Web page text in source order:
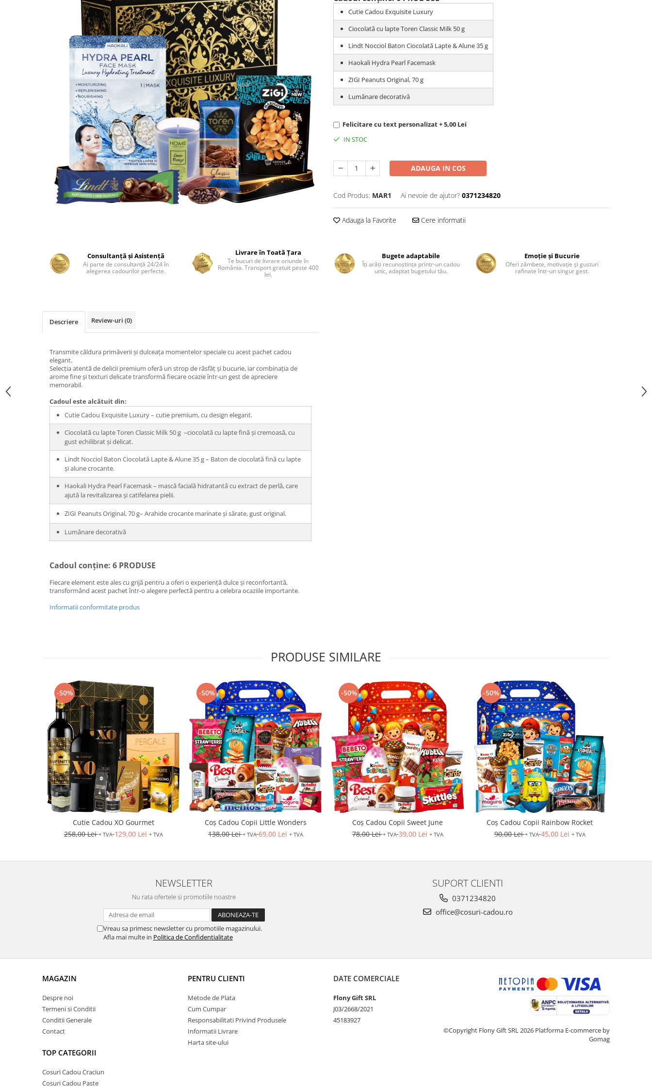
Cutie Cadou Exquisite Luxury
Ciocolată cu lapte Toren Classic Milk 50 g
Lindt Nocciol Baton Ciocolată Lapte & Alune 35 g
Haokali Hydra Pearl Facemask
ZIGI Peanuts Original, 70 g
Lumânare decorativă
Felicitare cu text personalizat + 5,00 Lei
IN STOC
ADAUGA IN COS
Cod Produs: MAR1 Ai nevoie de ajutor? 0371234820
Adauga la Favorite Cere informatii
Consultanță și Asistență
Ai parte de consultanță 24/24 în
alegerea cadourilor perfecte.
Livrare în Toată Țara
Te bucuri de livrare oriunde în
România. Transport gratuit peste 400
lei.
Bugete adaptabile
Îți arăți recunoștința printr-un cadou
unic, adaptat bugetului tău.
Emoție și Bucurie
Oferi zâmbete, motivație și gusturi
rafinate într-un singur gest.
Descriere Review-uri (0)
Transmite căldura primăverii și dulceața momentelor speciale cu acest pachet cadou
elegant.
Selecția atentă de delicii premium oferă un strop de răsfăț și bucurie, iar combinația de
arome fine și texturi delicate transformă fiecare ocazie într-un gest de apreciere
memorabil.
Cadoul este alcătuit din:
Cutie Cadou Exquisite Luxury – cutie premium, cu design elegant.
Ciocolată cu lapte Toren Classic Milk 50 g –ciocolată cu lapte fină și cremoasă, cu
gust echilibrat și delicat.
Lindt Nocciol Baton Ciocolată Lapte & Alune 35 g – Baton de ciocolată fină cu lapte
și alune crocante.
Haokali Hydra Pearl Facemask – mască facială hidratantă cu extract de perlă, care
ajută la revitalizarea și catifelarea pielii.
ZIGI Peanuts Original, 70 g– Arahide crocante marinate și sărate, gust original.
Lumânare decorativă
Cadoul conține: 6 PRODUSE
Fiecare element este ales cu grijă pentru a oferi o experiență dulce și reconfortantă,
transformând acest pachet într-o alegere perfectă pentru a celebra ocaziile importante.
Informatii conformitate produs
PRODUSE SIMILARE
-50%
Cutie Cadou XO Gourmet
258,00 Lei+ TVA 129,00 Lei + TVA
-50%
Coș Cadou Copii Little Wonders
138,00 Lei+ TVA 69,00 Lei + TVA
-50%
Coș Cadou Copii Sweet June
78,00 Lei+ TVA 39,00 Lei + TVA
-50%
Coș Cadou Copii Rainbow Rocket
90,00 Lei+ TVA 45,00 Lei + TVA
NEWSLETTER
Nu rata ofertele si promotiile noastre
Vreau sa primesc newsletter cu promotiile magazinului.
Afla mai multe in Politica de Confidentialitate
SUPORT CLIENTI
0371234820
office@cosuri-cadou.ro
MAGAZIN
Despre noi
Termeni si Conditii
Conditii Generale
Contact
TOP CATEGORII
Cosuri Cadou Craciun
Cosuri Cadou Paste
PENTRU CLIENTI
Metode de Plata
Cum Cumpar
Responsabilitati Privind Produsele
Informatii Livrare
Harta site-ului
DATE COMERCIALE
Flony Gift SRL
J03/2668/2021
45183927
©Copyright Flony Gift SRL 2026 Platforma E-commerce by
Gomag